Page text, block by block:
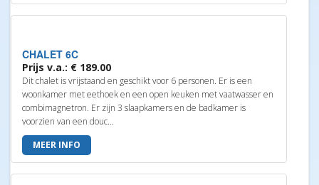
CHALET 6C
Prijs v.a.: € 189.00
Dit chalet is vrijstaand en geschikt voor 6 personen. Er is een
woonkamer met eethoek en een open keuken met vaatwasser en
combimagnetron. Er zijn 3 slaapkamers en de badkamer is
voorzien van een douc...
MEER INFO